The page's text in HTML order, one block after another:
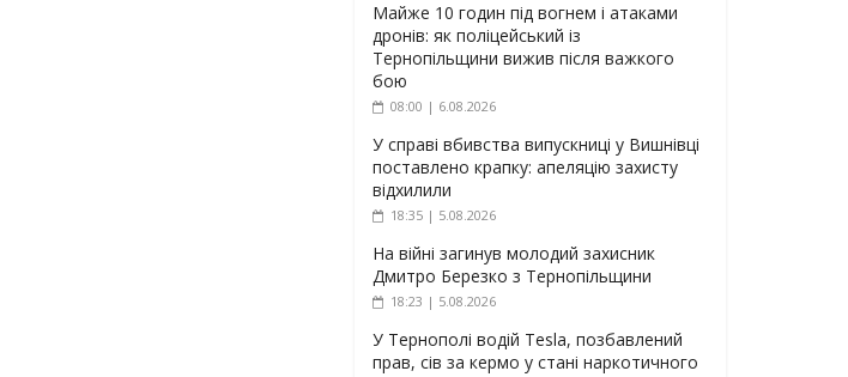
Майже 10 годин під вогнем і атаками
дронів: як поліцейський із
Тернопільщини вижив після важкого
бою
08:00 | 6.08.2026
У справі вбивства випускниці у Вишнівці
поставлено крапку: апеляцію захисту
відхилили
18:35 | 5.08.2026
На війні загинув молодий захисник
Дмитро Березко з Тернопільщини
18:23 | 5.08.2026
У Тернополі водій Tesla, позбавлений
прав, сів за кермо у стані наркотичного